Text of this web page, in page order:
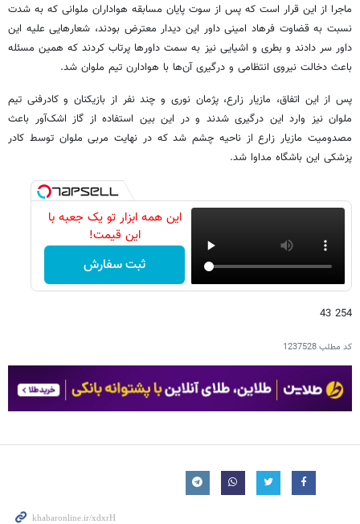
ماجرا از این قرار است که پس از سوت پایان مسابقه هواداران ملوانی که به شدت
نسبت به قضاوت فرهاد امینی داور این دیدار معترض بودند، شعارهایی علیه این
داور سر دادند و بطری و اشیایی نیز به سمت داورها پرتاب کردند که همین مسئله
باعث دخالت نیروی انتظامی و درگیری آن‌ها با هوادارن تیم ملوان شد.
پس از این اتفاق،‌ مازیار زارع، پژمان نوری و چند نفر از بازیکنان و کادرفنی تیم
ملوان نیز وارد این درگیری شدند و در این بین استفاده از گاز اشک‌آور باعث
مصدومیت مازیار زارع از ناحیه چشم شد که در نهایت مربی ملوان توسط کادر
پزشکی این باشگاه مداوا شد.
این همه ابزار تو یک جعبه با
این قیمت!
ثبت سفارش
254 43
کد مطلب1237528